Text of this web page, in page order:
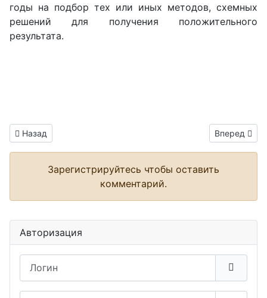
годы на подбор тех или иных методов, схемных
решений для получения положительного
результата.
Предыдущий: Назначение заземления в электронике
Назад Следующий:
Вперед
Зарегистрируйтесь чтобы оставить
комментарий.
Авторизация